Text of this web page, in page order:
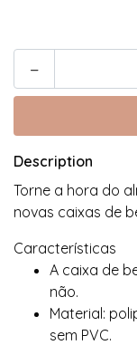
-
Description
Torne a hora do
novas caixas de
Características
A caixa de
não.
Material:
sem PVC.